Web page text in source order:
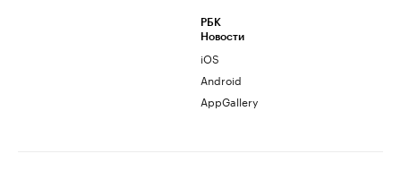
РБК
Новости
iOS
Android
AppGallery